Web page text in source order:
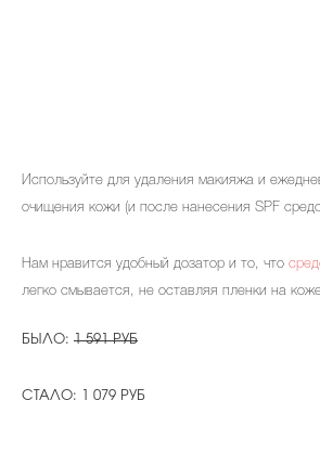
Используйте для удаления макияжа и
очищения кожи (и после нанесения SPF
Нам нравится удобный дозатор и то, что
легко смывается, не оставляя пленки на
БЫЛО: 1 591 РУБ
СТАЛО: 1 079 РУБ